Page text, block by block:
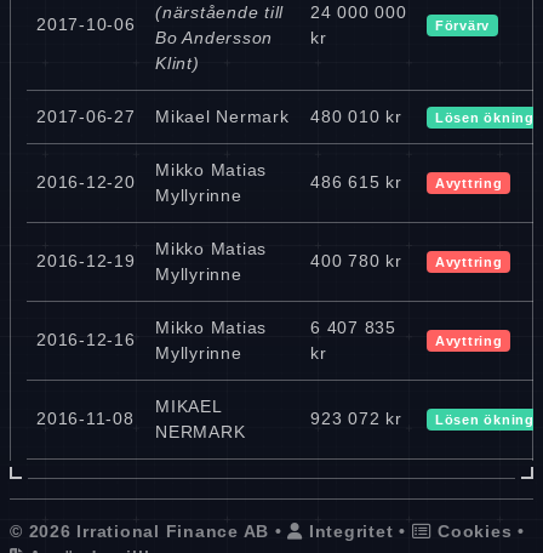
2017-10-06
(närstående till
Bo Andersson
Klint)
24 000 000
kr
Förvärv
2017-06-27 Mikael Nermark 480 010 kr Lösen ökning
2016-12-20
Mikko Matias
Myllyrinne
486 615 kr Avyttring
2016-12-19
Mikko Matias
Myllyrinne
400 780 kr Avyttring
2016-12-16
Mikko Matias
Myllyrinne
6 407 835
kr
Avyttring
2016-11-08
MIKAEL
NERMARK
923 072 kr Lösen ökning
© 2026 Irrational Finance AB • Integritet • Cookies •